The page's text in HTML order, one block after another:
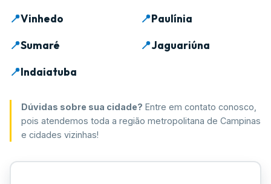
📍Vinhedo 📍Paulínia
📍Sumaré 📍Jaguariúna
📍Indaiatuba
Dúvidas sobre sua cidade? Entre em contato conosco,
pois atendemos toda a região metropolitana de Campinas
e cidades vizinhas!